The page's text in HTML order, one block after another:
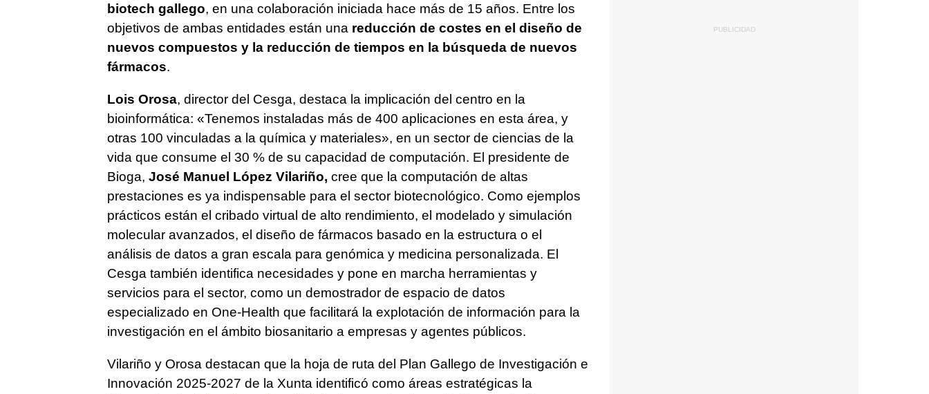
biotech gallego, en una colaboración iniciada hace más de 15 años. Entre los
objetivos de ambas entidades están una reducción de costes en el diseño de
nuevos compuestos y la reducción de tiempos en la búsqueda de nuevos
fármacos.
Lois Orosa, director del Cesga, destaca la implicación del centro en la
bioinformática: «Tenemos instaladas más de 400 aplicaciones en esta área, y
otras 100 vinculadas a la química y materiales», en un sector de ciencias de la
vida que consume el 30 % de su capacidad de computación. El presidente de
Bioga, José Manuel López Vilariño, cree que la computación de altas
prestaciones es ya indispensable para el sector biotecnológico. Como ejemplos
prácticos están el cribado virtual de alto rendimiento, el modelado y simulación
molecular avanzados, el diseño de fármacos basado en la estructura o el
análisis de datos a gran escala para genómica y medicina personalizada. El
Cesga también identifica necesidades y pone en marcha herramientas y
servicios para el sector, como un demostrador de espacio de datos
especializado en One-Health que facilitará la explotación de información para la
investigación en el ámbito biosanitario a empresas y agentes públicos.
Vilariño y Orosa destacan que la hoja de ruta del Plan Gallego de Investigación e
Innovación 2025-2027 de la Xunta identificó como áreas estratégicas la